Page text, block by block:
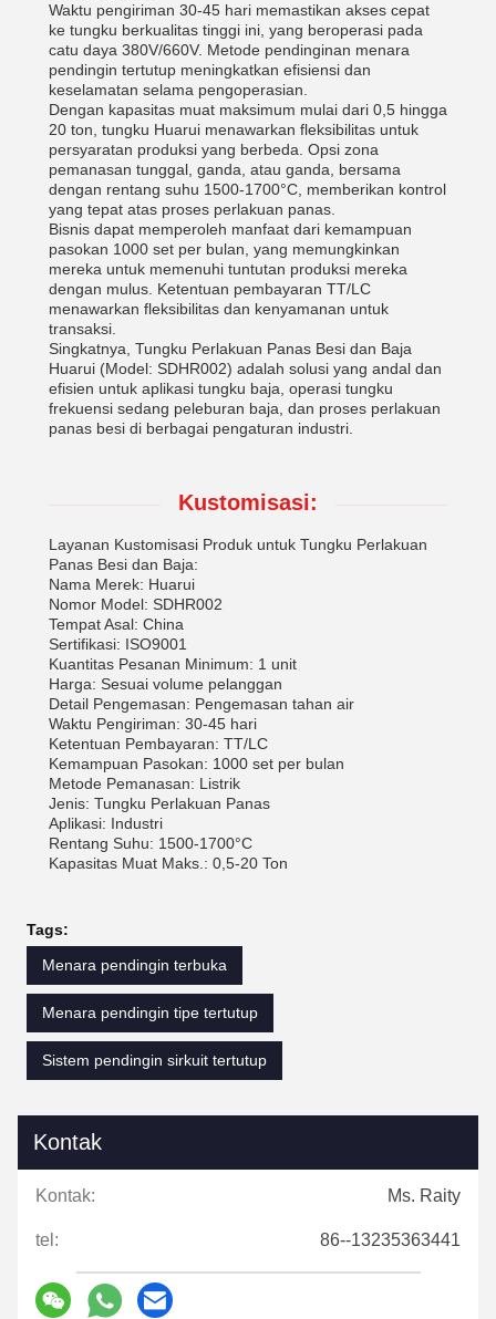
Waktu pengiriman 30-45 hari memastikan akses cepat
ke tungku berkualitas tinggi ini, yang beroperasi pada
catu daya 380V/660V. Metode pendinginan menara
pendingin tertutup meningkatkan efisiensi dan
keselamatan selama pengoperasian.
Dengan kapasitas muat maksimum mulai dari 0,5 hingga
20 ton, tungku Huarui menawarkan fleksibilitas untuk
persyaratan produksi yang berbeda. Opsi zona
pemanasan tunggal, ganda, atau ganda, bersama
dengan rentang suhu 1500-1700°C, memberikan kontrol
yang tepat atas proses perlakuan panas.
Bisnis dapat memperoleh manfaat dari kemampuan
pasokan 1000 set per bulan, yang memungkinkan
mereka untuk memenuhi tuntutan produksi mereka
dengan mulus. Ketentuan pembayaran TT/LC
menawarkan fleksibilitas dan kenyamanan untuk
transaksi.
Singkatnya, Tungku Perlakuan Panas Besi dan Baja
Huarui (Model: SDHR002) adalah solusi yang andal dan
efisien untuk aplikasi tungku baja, operasi tungku
frekuensi sedang peleburan baja, dan proses perlakuan
panas besi di berbagai pengaturan industri.
Kustomisasi:
Layanan Kustomisasi Produk untuk Tungku Perlakuan
Panas Besi dan Baja:
Nama Merek: Huarui
Nomor Model: SDHR002
Tempat Asal: China
Sertifikasi: ISO9001
Kuantitas Pesanan Minimum: 1 unit
Harga: Sesuai volume pelanggan
Detail Pengemasan: Pengemasan tahan air
Waktu Pengiriman: 30-45 hari
Ketentuan Pembayaran: TT/LC
Kemampuan Pasokan: 1000 set per bulan
Metode Pemanasan: Listrik
Jenis: Tungku Perlakuan Panas
Aplikasi: Industri
Rentang Suhu: 1500-1700°C
Kapasitas Muat Maks.: 0,5-20 Ton
Tags:
Menara pendingin terbuka
Menara pendingin tipe tertutup
Sistem pendingin sirkuit tertutup
Kontak
Kontak: Ms. Raity
tel: 86--13235363441